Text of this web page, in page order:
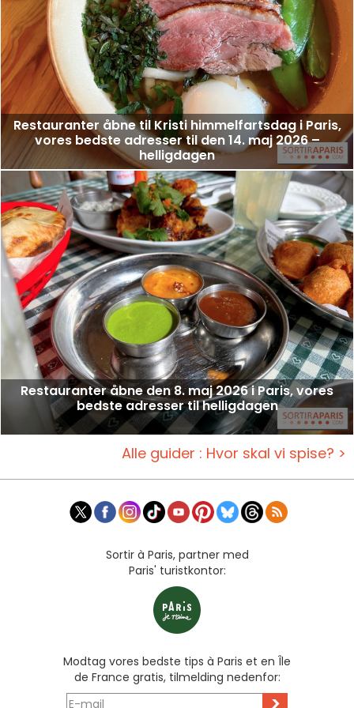
Restauranter åbne til Kristi himmelfartsdag i Paris,
vores bedste adresser til den 14. maj 2026 –
helligdagen
Restauranter åbne den 8. maj 2026 i Paris, vores
bedste adresser til helligdagen
Alle guider : Hvor skal vi spise? >
Sortir à Paris, partner med
Paris' turistkontor:
Modtag vores bedste tips à Paris et en Île
de France gratis, tilmelding nedenfor: